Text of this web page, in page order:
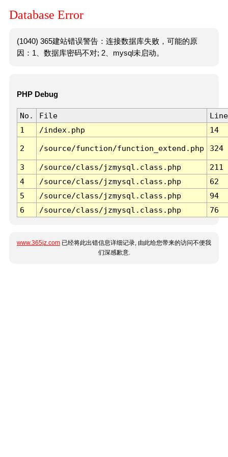
Database Error
(1040) 365建站错误警告：连接数据库失败，可能的原
因：1、数据库密码不对; 2、mysql未启动。
PHP Debug
No. File
Line
1
/index.php 14
2 /source/function/function_extend.php 324
3 /source/class/jzmysql.class.php
211
4
/source/class/jzmysql.class.php
62
5
/source/class/jzmysql.class.php
94
6
/source/class/jzmysql.class.php 76
www.365jz.com 已经将此出错信息详细记录, 由此给您带来的访问不便我
们深感歉意.